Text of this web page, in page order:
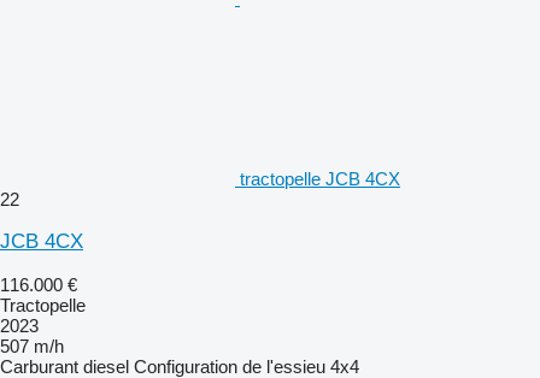
tractopelle JCB 4CX
22
JCB 4CX
116.000 €
Tractopelle
2023
507 m/h
Carburant diesel Configuration de l'essieu 4x4